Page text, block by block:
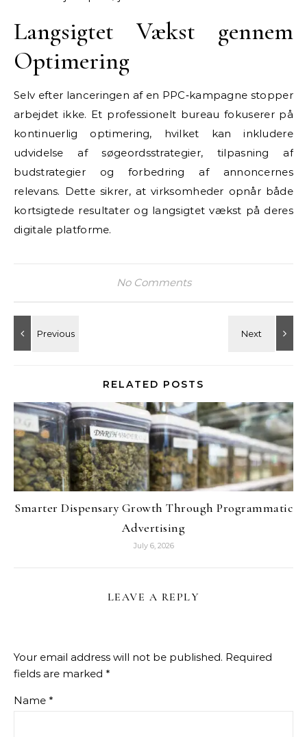
Langsigtet Vækst gennem
Optimering
Selv efter lanceringen af en PPC‑kampagne stopper
arbejdet ikke. Et professionelt bureau fokuserer på
kontinuerlig optimering, hvilket kan inkludere
udvidelse af søgeordsstrategier, tilpasning af
budstrategier og forbedring af annoncernes
relevans. Dette sikrer, at virksomheder opnår både
kortsigtede resultater og langsigtet vækst på deres
digitale platforme.
No Comments
RELATED POSTS
Smarter Dispensary Growth Through Programmatic
Advertising
July 6, 2026
LEAVE A REPLY
Your email address will not be published. Required
fields are marked *
Name *